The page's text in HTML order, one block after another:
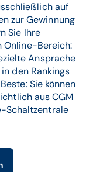
auf
zur Gewinnung
Sie Ihre
Online-Bereich:
Ansprache
den Rankings
Sie können
aus CGM
Schaltzentrale